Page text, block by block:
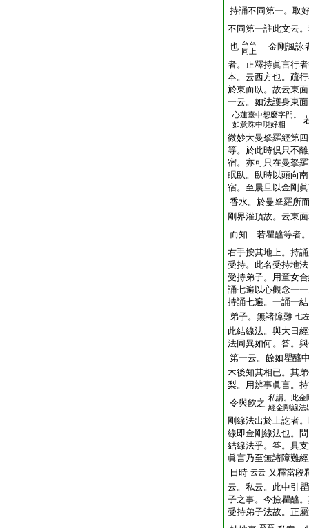
持誦不同第一。取
不同第一註此文云
也 云云
同上
金剛諷詠
者。正釋持眞言行
本。云西方也。疏
於東而臥。故云東
一云。如法護身東
心蓮臺中想麼字門。
如意珠中現好相
微妙大曼拏羅經第
等。於此時倶只不
宿。亦可只在曼拏
眠臥。臥時以頭向
宿。至晨旦以金剛
香水。於曼拏羅所
剛界灌頂故。云東
而知 若瞿醯等者
右手按其地上。持
受持。此名受持地
受持弟子。用童女
誦七遍以心觀念一
持誦七遍。一誦一
弟子。無諸障難 七
此結線法。與大日
法同異如何。答。
第一云。餘如瞿醯
木後知其相已。其
梨。用辨事眞言。
令與飮之 私謂。此金
經金剛線法
剛線法出於上訖者
線即金剛線法也。
結線法乎。答。具
眞言乃至無諸障難
日時 云云 又釋當段
云。私云。此中引
子之事。今撿瞿醯
受持弟子法故。正
云云